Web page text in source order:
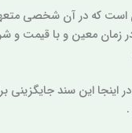
است که در آن شخصی
زمان معین و با قیمت و
اینجا این سند جایگزینی
.